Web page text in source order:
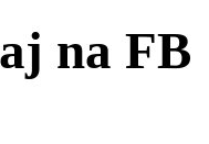
na FB